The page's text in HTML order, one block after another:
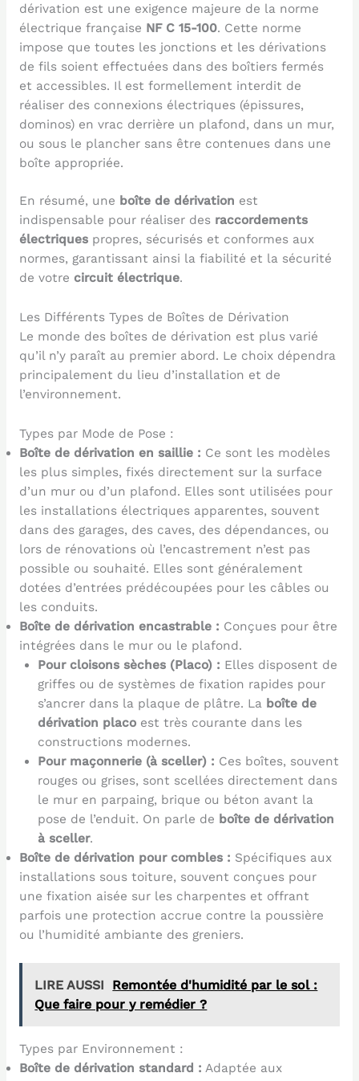
dérivation est une exigence majeure de la norme
électrique française NF C 15-100. Cette norme
impose que toutes les jonctions et les dérivations
de fils soient effectuées dans des boîtiers fermés
et accessibles. Il est formellement interdit de
réaliser des connexions électriques (épissures,
dominos) en vrac derrière un plafond, dans un mur,
ou sous le plancher sans être contenues dans une
boîte appropriée.
En résumé, une boîte de dérivation est
indispensable pour réaliser des raccordements
électriquespropres, sécurisés et conformes aux
normes, garantissant ainsi la fiabilité et la sécurité
de votre circuit électrique.
Les Différents Types de Boîtes de Dérivation
Le monde des boîtes de dérivation est plus varié
qu’il n’y paraît au premier abord. Le choix dépendra
principalement du lieu d’installation et de
l’environnement.
Types par Mode de Pose :
Boîte de dérivation en saillie : Ce sont les modèles
les plus simples, fixés directement sur la surface
d’un mur ou d’un plafond. Elles sont utilisées pour
les installations électriques apparentes, souvent
dans des garages, des caves, des dépendances, ou
lors de rénovations où l’encastrement n’est pas
possible ou souhaité. Elles sont généralement
dotées d’entrées prédécoupées pour les câbles ou
les conduits.
Boîte de dérivation encastrable : Conçues pour être
intégrées dans le mur ou le plafond.
Pour cloisons sèches (Placo) : Elles disposent de
griffes ou de systèmes de fixation rapides pour
s’ancrer dans la plaque de plâtre. La boîte de
dérivation placo est très courante dans les
constructions modernes.
Pour maçonnerie (à sceller) : Ces boîtes, souvent
rouges ou grises, sont scellées directement dans
le mur en parpaing, brique ou béton avant la
pose de l’enduit. On parle de boîte de dérivation
à sceller.
Boîte de dérivation pour combles : Spécifiques aux
installations sous toiture, souvent conçues pour
une fixation aisée sur les charpentes et offrant
parfois une protection accrue contre la poussière
ou l’humidité ambiante des greniers.
LIRE AUSSI
Remontée d'humidité par le sol :
Que faire pour y remédier ?
Types par Environnement :
Boîte de dérivation standard : Adaptée aux